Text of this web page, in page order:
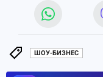
ШОУ-БИЗНЕС